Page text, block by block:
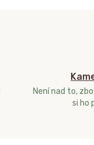
Není nad to,
si ho